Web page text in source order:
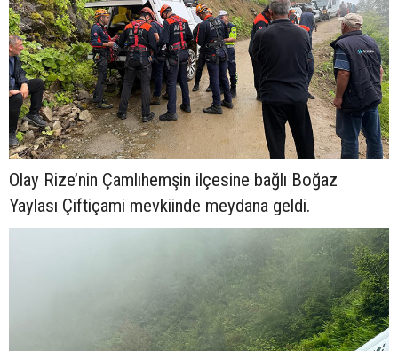
Olay Rize’nin Çamlıhemşin ilçesine bağlı Boğaz
Yaylası Çiftiçami mevkiinde meydana geldi.